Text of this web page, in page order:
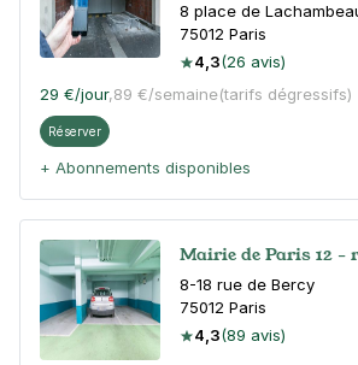
8 place de
75012 Paris
4,3(26 avis)
29 €/jour,89 €/semaine(tarifs dégressifs)
Réserver
+ Abonnements disponibles
Mairie de Paris 12 -
8-18 rue de Bercy
75012 Paris
4,3(89 avis)